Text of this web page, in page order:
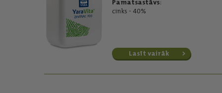
Pamatsastāvs:
cinks - 40%
Lasīt vairāk